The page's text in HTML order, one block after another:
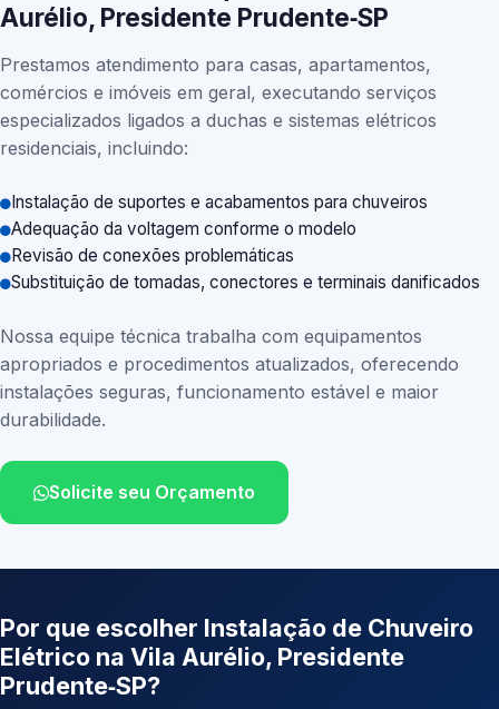
Aurélio, Presidente Prudente‑SP
Prestamos atendimento para casas, apartamentos,
comércios e imóveis em geral, executando serviços
especializados ligados a duchas e sistemas elétricos
residenciais, incluindo:
Instalação de suportes e acabamentos para chuveiros
Adequação da voltagem conforme o modelo
Revisão de conexões problemáticas
Substituição de tomadas, conectores e terminais danificados
Nossa equipe técnica trabalha com equipamentos
apropriados e procedimentos atualizados, oferecendo
instalações seguras, funcionamento estável e maior
durabilidade.
Solicite seu Orçamento
Por que escolher Instalação de Chuveiro
Elétrico na Vila Aurélio, Presidente
Prudente‑SP?